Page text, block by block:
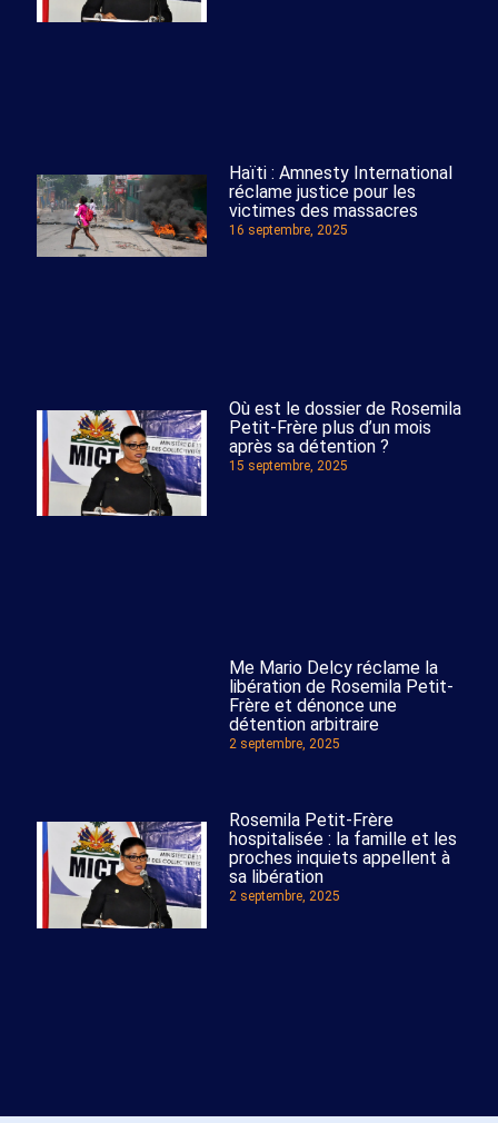
Haïti : Amnesty International
réclame justice pour les
victimes des massacres
16 septembre, 2025
Où est le dossier de Rosemila
Petit-Frère plus d’un mois
après sa détention ?
15 septembre, 2025
Me Mario Delcy réclame la
libération de Rosemila Petit-
Frère et dénonce une
détention arbitraire
2 septembre, 2025
Rosemila Petit-Frère
hospitalisée : la famille et les
proches inquiets appellent à
sa libération
2 septembre, 2025